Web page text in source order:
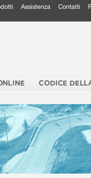
Assistenza Contatti
CODICE